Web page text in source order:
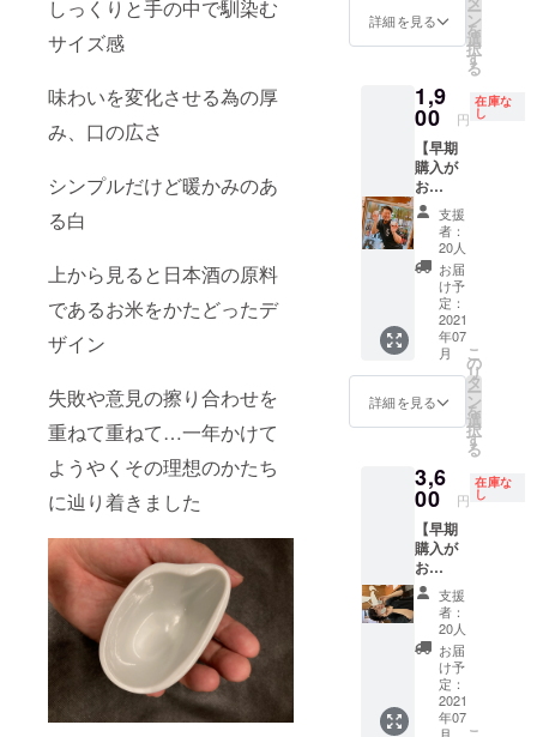
しっくりと手の中で馴染む
サイズ感
味わいを変化させる為の厚
み、口の広さ
シンプルだけど暖かみのあ
る白
上から見ると日本酒の原料
であるお米をかたどったデ
ザイン
失敗や意見の擦り合わせを
重ねて重ねて…一年かけて
ようやくその理想のかたち
に辿り着きました
事なん
と500円
以上の
ありま
す！ 届
いてか
らのお
楽しみ♪
有効期
限2022
年12月
30日ま
で
で醸し
たお酒
ト マニ
アも納
得！！
レア酒
米で飲
み比べ
【マニ
アック
酒米3種
セッ
ト】 吟
風錦
祝 渡
船6号な
どレア
で醸し
た お酒
セット
です！
マニ
アック
で普段
お目に
かかれ
ないお
酒と出
会える
チャン
スで
す！ プ
ロが厳
片面の
ぐいの
み8個
セット
と1個
サービ
スなの
で 9個
お届け
致しま
す。
れまで
人の名
前 貴
方のお
名前 お
店のお
名前
ロゴ 好
きな言
葉（6文
字程
度）etc
貴方の
想いを
刻印致
しま
す。 こ
だわり
ゴが
入った
酒器は
いかが
です
か？ ※
名入
れ ロ
ゴなど
片面の
みとな
りま
す。 ※
ぐいの
料込
み・税
込・送
料500円
込み）
一個単
価約620
円 お気
に入り
の日本
酒の新
しい顔
がみれ
ます！
詳細を見る ー
ン
を
選
択
す
る
1,9
00 円
在庫な
し
【早期
購入が
お
得】
割引&名
入れ付
き 4倍
楽しめ
るぐい
のみ
【呑ん
米】
（送料
手数料
込み・
税込
切な人
の名
前 貴
方のお
名前 お
店のお
名前
ロゴ 好
きな言
葉（6文
字程
度）etc
貴方の
想いを
支援
者：
20人
お届
け予
定：
2021
年07
月
詳細を見る
こ
の
リ
タ
ー
ン
を
選
択
す
る
3,6
00 円
在庫な
し
【早期
購入が
お
得】
割引&名
入れ付
き 4倍
楽しめ
るぐい
のみ
【呑ん
支援
者：
20人
お届
け予
定：
2021
年07